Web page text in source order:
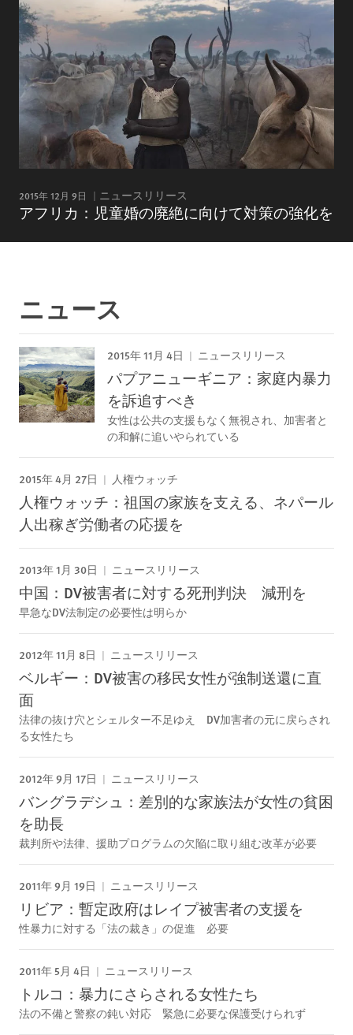
2015年 12月 9日 ニュースリリース
アフリカ：児童婚の廃絶に向けて対策の強化を
ニュース
2015年 11月 4日 ニュースリリース
パプアニューギニア：家庭内暴力
を訴追すべき
女性は公共の支援もなく無視され、加害者と
の和解に追いやられている
2015年 4月 27日 人権ウォッチ
人権ウォッチ：祖国の家族を支える、ネパール
人出稼ぎ労働者の応援を
2013年 1月 30日 ニュースリリース
中国：DV被害者に対する死刑判決 減刑を
早急なDV法制定の必要性は明らか
2012年 11月 8日 ニュースリリース
ベルギー：DV被害の移民女性が強制送還に直
面
法律の抜け穴とシェルター不足ゆえ DV加害者の元に戻らされ
る女性たち
2012年 9月 17日 ニュースリリース
バングラデシュ：差別的な家族法が女性の貧困
を助長
裁判所や法律、援助プログラムの欠陥に取り組む改革が必要
2011年 9月 19日 ニュースリリース
リビア：暫定政府はレイプ被害者の支援を
性暴力に対する「法の裁き」の促進 必要
2011年 5月 4日 ニュースリリース
トルコ：暴力にさらされる女性たち
法の不備と警察の鈍い対応 緊急に必要な保護受けられず